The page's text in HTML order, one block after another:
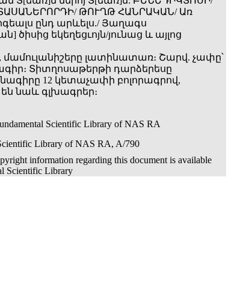
ԹՈՒՂԹ ՀԱՆՐԱԿԱՆ/ Առ
ընդ արևելս./ Յաղագս
ծիսից եկեղեցւոյն/յունաց և այլոց
մամուլանիշերը լատինատառ։ Շարվ. չափը՝
Տիտղոսաթերթի դարձերեսը
12 կետաչափի բոլորագրով,
նաև գլխագրեր։
Scientific Library of NAS RA
Library of NAS RA, A/790
information regarding this document is available
Scientific Library